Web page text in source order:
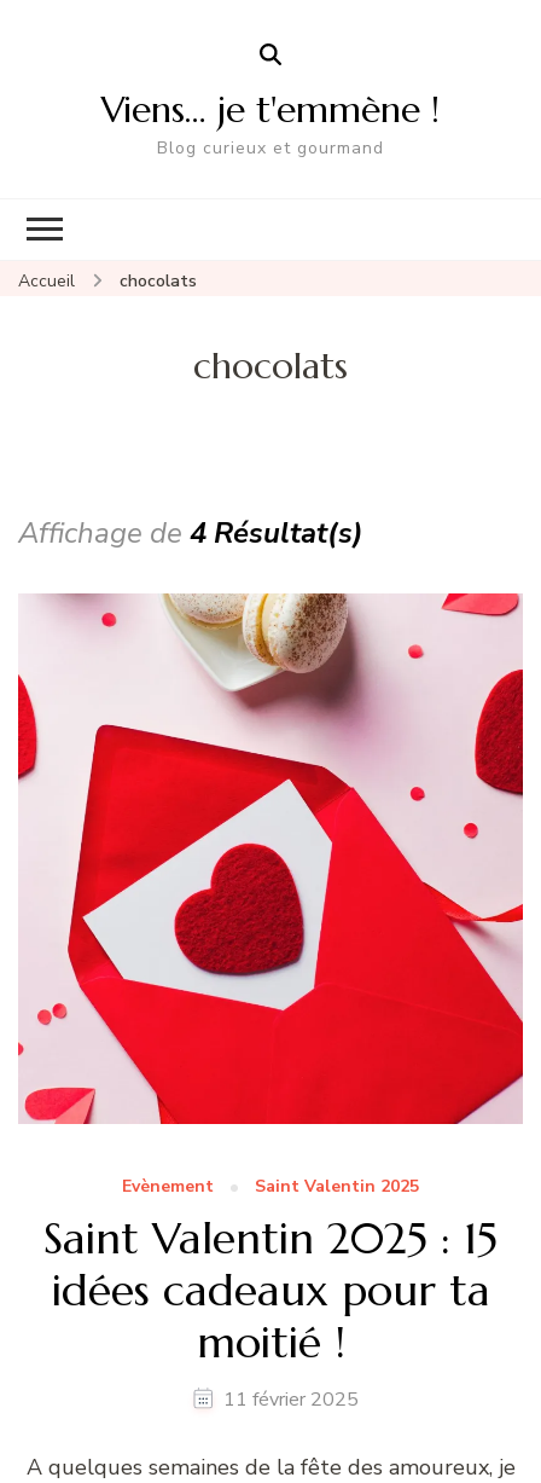
Viens… je t'emmène !
Blog curieux et gourmand
Accueil chocolats
chocolats
Affichage de 4 Résultat(s)
Evènement Saint Valentin 2025
Saint Valentin 2025 : 15
idées cadeaux pour ta
moitié !
11 février 2025
A quelques semaines de la fête des amoureux, je